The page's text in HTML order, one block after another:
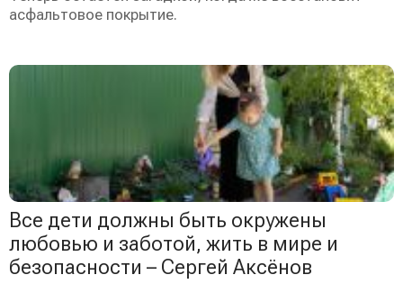
асфальтовое покрытие.
Все дети должны быть окружены
любовью и заботой, жить в мире и
безопасности – Сергей Аксёнов